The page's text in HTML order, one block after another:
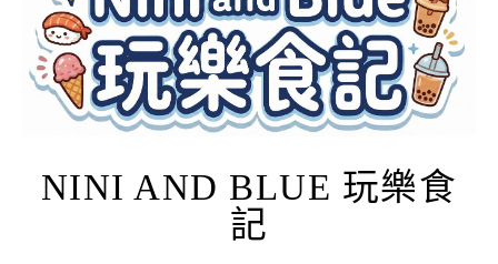
NINI AND BLUE 玩樂食
記